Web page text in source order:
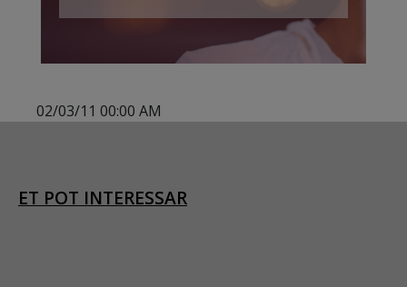
02/03/11 00:00 AM
ET POT INTERESSAR